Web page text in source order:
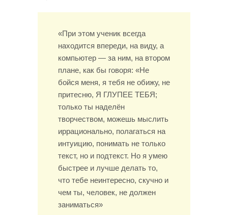
«При этом ученик всегда
находится впереди, на виду, а
компьютер — за ним, на втором
плане, как бы говоря: «Не
бойся меня, я тебя не обижу, не
притесню, Я ГЛУПЕЕ ТЕБЯ;
только ты наделён
творчеством, можешь мыслить
иррационально, полагаться на
интуицию, понимать не только
текст, но и подтекст. Но я умею
быстрее и лучше делать то,
что тебе неинтересно, скучно и
чем ты, человек, не должен
заниматься»